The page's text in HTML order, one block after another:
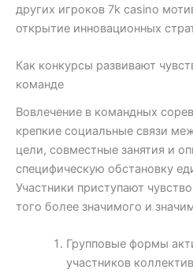
других игроков 7k casino
открытие инновационных
Как конкурсы развивают
команде
Вовлечение в командных
крепкие социальные связи
цели, совместные занятия и
специфическую обстановку
Участники приступают
того более значимого и
Групповые формы
участников